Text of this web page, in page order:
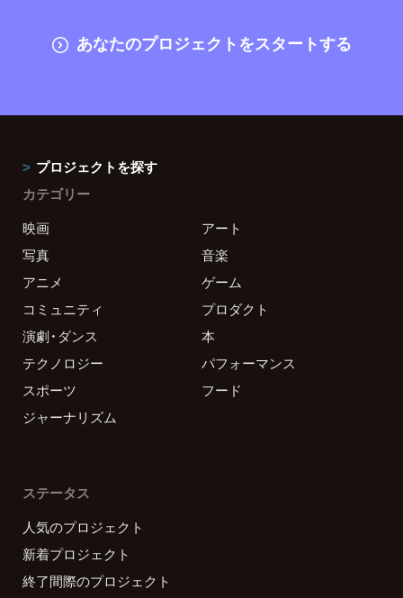
あなたのプロジェクトをスタートする
プロジェクトを探す
カテゴリー
映画
アート
写真
音楽
アニメ
ゲーム
コミュニティ
プロダクト
演劇・ダンス
本
テクノロジー
パフォーマンス
スポーツ
フード
ジャーナリズム
ステータス
人気のプロジェクト
新着プロジェクト
終了間際のプロジェクト